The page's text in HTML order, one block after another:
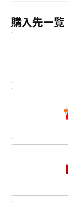
購入先一覧